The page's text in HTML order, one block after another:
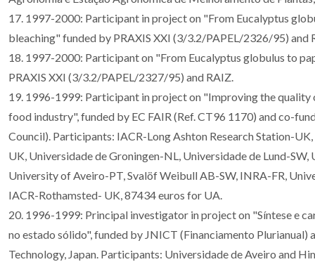
17. 1997-2000: Participant in project on "From Eucalyptus
bleaching" funded by PRAXIS XXI (3/3.2/PAPEL/2326/95) and
18. 1997-2000: Participant on "From Eucalyptus globulus to
PRAXIS XXI (3/3.2/PAPEL/2327/95) and RAIZ.
19. 1996-1999: Participant in project on "Improving the quality
food industry", funded by EC FAIR (Ref. CT96 1170) and co-
Council). Participants: IACR-Long Ashton Research Station-
UK, Universidade de Groningen-NL, Universidade de Lund-SW,
University of Aveiro-PT, Svalöf Weibull AB-SW, INRA-FR,
IACR-Rothamsted- UK, 87434 euros for UA.
20. 1996-1999: Principal investigator in project on "Síntese e
no estado sólido", funded by JNICT (Financiamento
Technology, Japan. Participants: Universidade de Aveiro and